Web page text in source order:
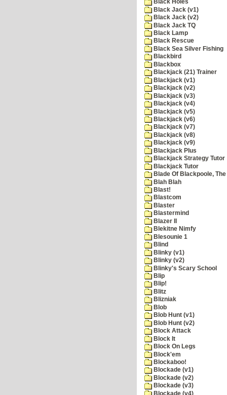
Black Holes
Black Jack (v1)
Black Jack (v2)
Black Jack TQ
Black Lamp
Black Rescue
Black Sea Silver Fishing
Blackbird
Blackbox
Blackjack (21) Trainer
Blackjack (v1)
Blackjack (v2)
Blackjack (v3)
Blackjack (v4)
Blackjack (v5)
Blackjack (v6)
Blackjack (v7)
Blackjack (v8)
Blackjack (v9)
Blackjack Plus
Blackjack Strategy Tutor
Blackjack Tutor
Blade Of Blackpoole, The
Blah Blah
Blast!
Blastcom
Blaster
Blastermind
Blazer II
Blekitne Nimfy
Blesounie 1
Blind
Blinky (v1)
Blinky (v2)
Blinky's Scary School
Blip
Blip!
Blitz
Blizniak
Blob
Blob Hunt (v1)
Blob Hunt (v2)
Block Attack
Block It
Block On Legs
Block'em
Blockaboo!
Blockade (v1)
Blockade (v2)
Blockade (v3)
Blockade (v4)